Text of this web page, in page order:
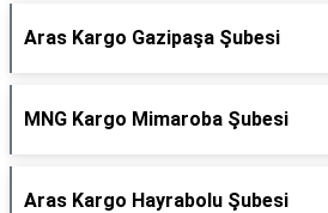
Aras Kargo Gazipaşa Şubesi
MNG Kargo Mimaroba Şubesi
Aras Kargo Hayrabolu Şubesi